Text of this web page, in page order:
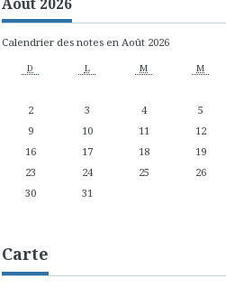
Calendrier des notes en Août 2026
D L M M
2
3 4 5
9
10 11 12
16
17 18 19
23
24 25 26
30
31
Carte